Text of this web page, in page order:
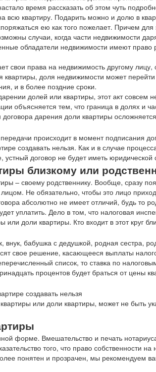
время рассказать об этом чуть
квартиру. Подарить можно и долю в
ею как того пожелает. Причем
случаи, когда части недвижимости
обладатели недвижимости имеют право
свои права на недвижимость другому
квартиры, доля недвижимости может
и в более поздние сроки.
долей или квартиры, этот акт совсем
объясняется тем, что граница в долях и
дарения доли квартиры
создавать нельзя. Как и в случае
договор не будет иметь юридической
близкому или
– своему родственнику. Вообще, сразу
Не обязательно, чтобы это лицо
абсолютно не имеет отличий, будь то
уплатить. Дело в том, что налоговая
доли квартиры. Кто входит в этот круг
бабушка с дедушкой, родная сестра,
свое решение, касающееся выплаты
список, то ставка по
процентов будет браться от цены
или доли квартиры, может не быть
форме. Вмешательство и печать
того, что право собственности
понятен и прозрачен, мы рекомендуем